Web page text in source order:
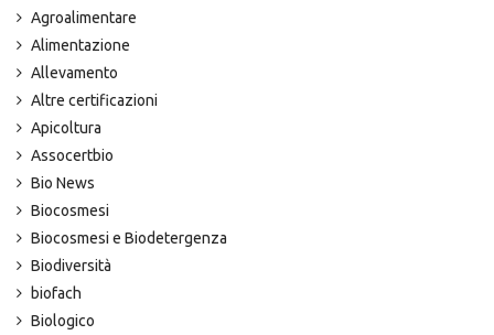
Agroalimentare
Alimentazione
Allevamento
Altre certificazioni
Apicoltura
Assocertbio
Bio News
Biocosmesi
Biocosmesi e Biodetergenza
Biodiversità
biofach
Biologico